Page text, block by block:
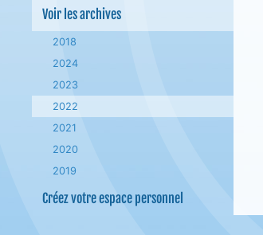
Voir les archives
2018
2024
2023
2022
2021
2020
2019
Créez votre espace personnel